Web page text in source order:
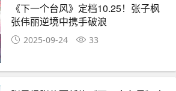
《下一个台风》定档10.25！张子枫
张伟丽逆境中携手破浪
2025-09-24 33